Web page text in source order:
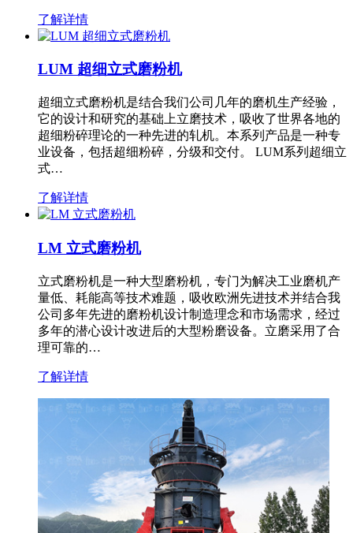
了解详情
LUM 超细立式磨粉机
超细立式磨粉机是结合我们公司几年的磨机生产经验，
它的设计和研究的基础上立磨技术，吸收了世界各地的
超细粉碎理论的一种先进的轧机。本系列产品是一种专
业设备，包括超细粉碎，分级和交付。 LUM系列超细立
式…
了解详情
LM 立式磨粉机
立式磨粉机是一种大型磨粉机，专门为解决工业磨机产
量低、耗能高等技术难题，吸收欧洲先进技术并结合我
公司多年先进的磨粉机设计制造理念和市场需求，经过
多年的潜心设计改进后的大型粉磨设备。立磨采用了合
理可靠的…
了解详情